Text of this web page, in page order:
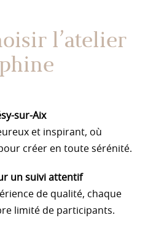
l’atelier
sur-Aix
et inspirant, où
créer en toute sérénité.
un suivi attentif
de qualité, chaque
limité de participants.